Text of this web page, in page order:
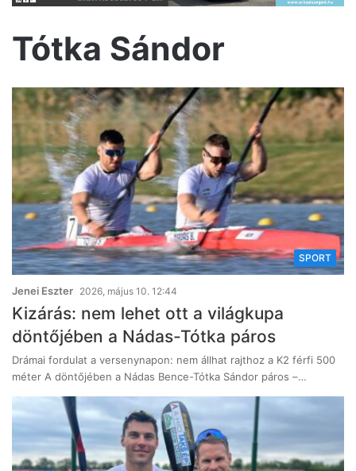
Tótka Sándor
SPORT
Jenei Eszter 2026, május 10. 12:44
Kizárás: nem lehet ott a világkupa
döntőjében a Nádas-Tótka páros
Drámai fordulat a versenynapon: nem állhat rajthoz a K2 férfi 500
méter A döntőjében a Nádas Bence-Tótka Sándor páros –…